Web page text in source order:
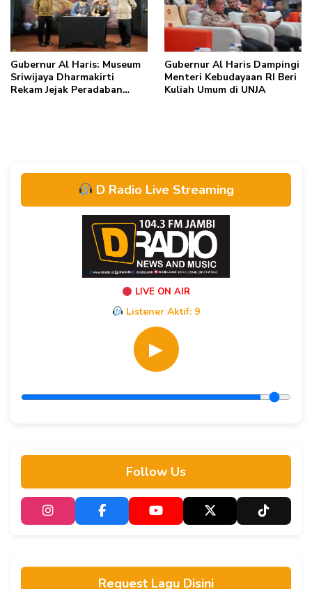
Gubernur Al Haris: Museum
Sriwijaya Dharmakirti
Rekam Jejak Peradaban
Gubernur Al Haris Dampingi
Menteri Kebudayaan RI Beri
Kuliah Umum di UNJA
D Radio Live Streaming
LIVE ON AIR
Listener Aktif: 9
▶
Follow Us
Request Lagu Disini